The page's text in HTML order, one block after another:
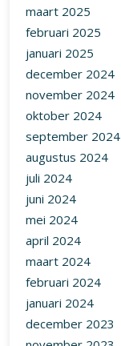
maart 2025
februari 2025
januari 2025
december 2024
november 2024
oktober 2024
september 2024
augustus 2024
juli 2024
juni 2024
mei 2024
april 2024
maart 2024
februari 2024
januari 2024
december 2023